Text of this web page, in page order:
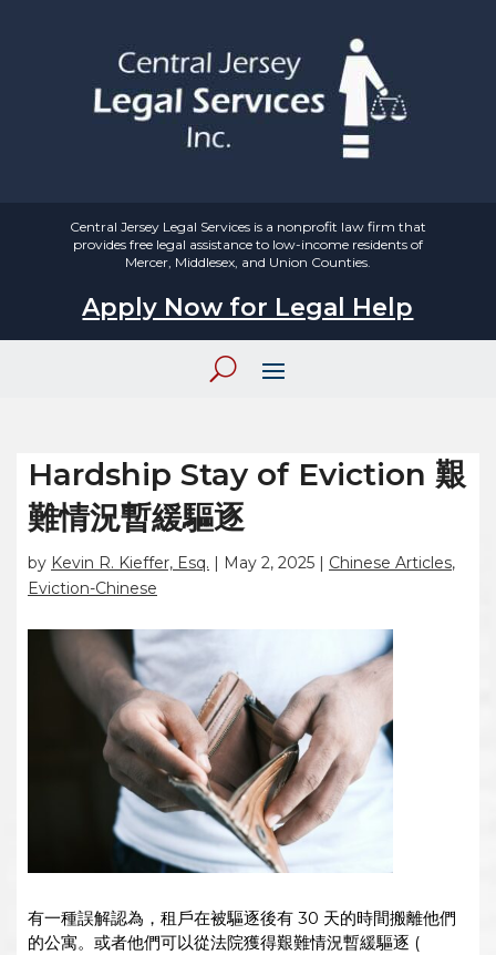
Central Jersey Legal Services is a nonprofit law firm that
provides free legal assistance to low-income residents of
Mercer, Middlesex, and Union Counties.
Apply Now for Legal Help
Hardship Stay of Eviction 艱
難情況暫緩驅逐
by Kevin R. Kieffer, Esq. | May 2, 2025 | Chinese Articles,
Eviction-Chinese
有一種誤解認為，租戶在被驅逐後有 30 天的時間搬離他們
的公寓。或者他們可以從法院獲得艱難情況暫緩驅逐 (